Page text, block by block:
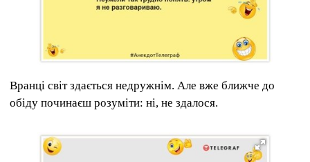
Вранці світ здається недружнім. Але вже ближче до
обіду починаєш розуміти: ні, не здалося.